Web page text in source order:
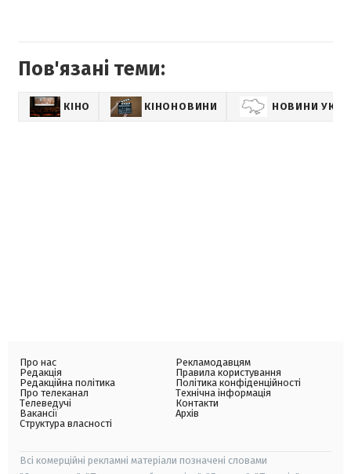
Пов'язані теми:
КІНО КІНОНОВИНИ НОВИНИ
Про нас
Редакція
Редакційна політика
Про телеканал
Телеведучі
Вакансії
Структура власності
Рекламодавцям
Правила користування
Політика конфіденційності
Технічна інформація
Контакти
Архів
Всі комерційні рекламні матеріали позначені словами